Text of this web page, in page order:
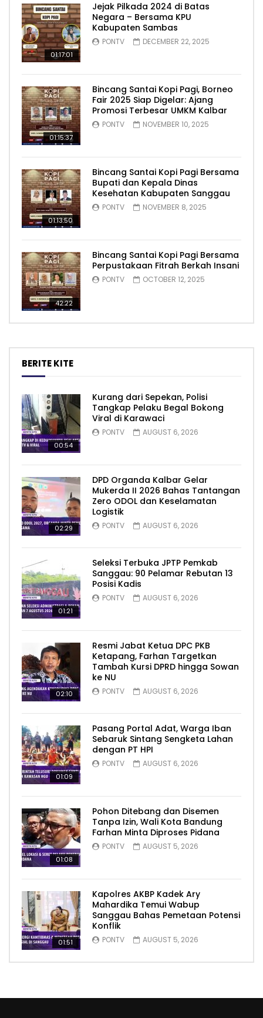
01:17:01
Jejak Pilkada 2024 di Batas
Negara – Bersama KPU
Kabupaten Sambas
PONTV DECEMBER 22, 2025
01:15:37
Bincang Santai Kopi Pagi, Borneo
Fair 2025 Siap Digelar: Ajang
Promosi Terbesar UMKM Kalbar
PONTV NOVEMBER 10, 2025
01:13:50
Bincang Santai Kopi Pagi Bersama
Bupati dan Kepala Dinas
Kesehatan Kabupaten Sanggau
PONTV NOVEMBER 8, 2025
42:22
Bincang Santai Kopi Pagi Bersama
Perpustakaan Fitrah Berkah Insani
PONTV OCTOBER 12, 2025
BERITE KITE
00:54
Kurang dari Sepekan, Polisi
Tangkap Pelaku Begal Bokong
Viral di Karawaci
PONTV AUGUST 6, 2026
02:29
DPD Organda Kalbar Gelar
Mukerda II 2026 Bahas Tantangan
Zero ODOL dan Keselamatan
Logistik
PONTV AUGUST 6, 2026
01:21
Seleksi Terbuka JPTP Pemkab
Sanggau: 90 Pelamar Rebutan 13
Posisi Kadis
PONTV AUGUST 6, 2026
02:10
Resmi Jabat Ketua DPC PKB
Ketapang, Farhan Targetkan
Tambah Kursi DPRD hingga Sowan
ke NU
PONTV AUGUST 6, 2026
01:09
Pasang Portal Adat, Warga Iban
Sebaruk Sintang Sengketa Lahan
dengan PT HPI
PONTV AUGUST 6, 2026
01:08
Pohon Ditebang dan Disemen
Tanpa Izin, Wali Kota Bandung
Farhan Minta Diproses Pidana
PONTV AUGUST 5, 2026
01:51
Kapolres AKBP Kadek Ary
Mahardika Temui Wabup
Sanggau Bahas Pemetaan Potensi
Konflik
PONTV AUGUST 5, 2026